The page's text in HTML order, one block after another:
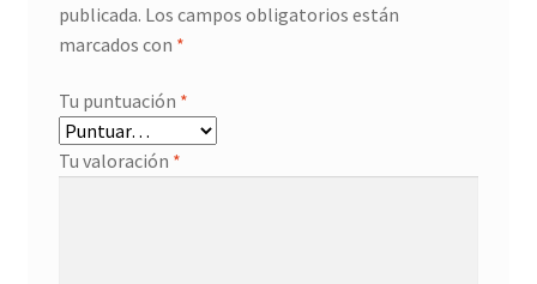
publicada. Los campos obligatorios están
marcados con *
Tu puntuación *
Tu valoración *